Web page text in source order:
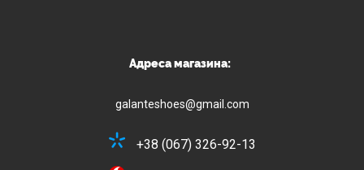
Адреса магазина:
galanteshoes@gmail.com
+38 (067) 326-92-13